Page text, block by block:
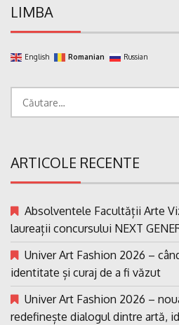
LIMBA
English Romanian Russian
ARTICOLE RECENTE
Absolventele Facultății Arte
laureații concursului NEXT
Univer Art Fashion 2026 –
identitate și curaj de a fi văzut
Univer Art Fashion 2026 –
redefinește dialogul dintre artă,